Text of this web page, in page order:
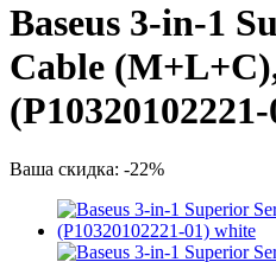
Baseus 3-in-1
Cable
Ваша скидка: -22%